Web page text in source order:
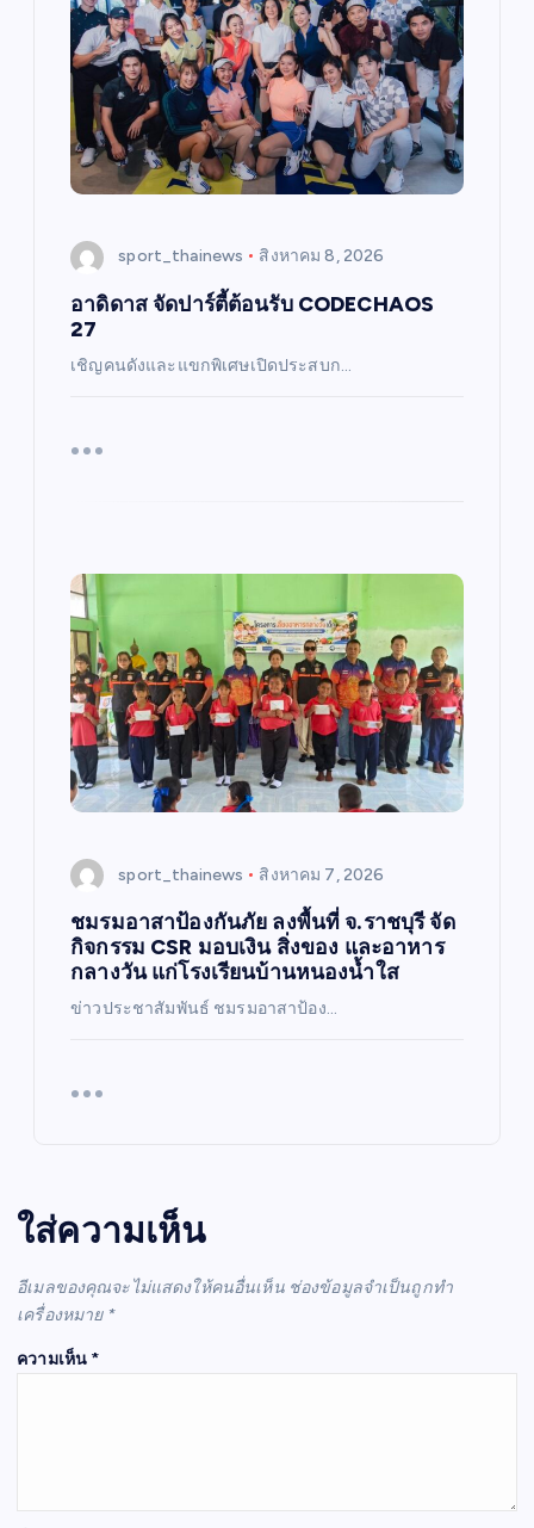
sport_thainews สิงหาคม 8, 2026
อาดิดาส จัดปาร์ตี้ต้อนรับ CODECHAOS
27
เชิญคนดังและแขกพิเศษเปิดประสบก…
sport_thainews สิงหาคม 7, 2026
ชมรมอาสาป้องกันภัย ลงพื้นที่ จ.ราชบุรี จัด
กิจกรรม CSR มอบเงิน สิ่งของ และอาหาร
กลางวัน แก่โรงเรียนบ้านหนองน้ำใส
ข่าวประชาสัมพันธ์ ชมรมอาสาป้อง…
ใส่ความเห็น
อีเมลของคุณจะไม่แสดงให้คนอื่นเห็น ช่องข้อมูลจำเป็นถูกทำ
เครื่องหมาย *
ความเห็น *